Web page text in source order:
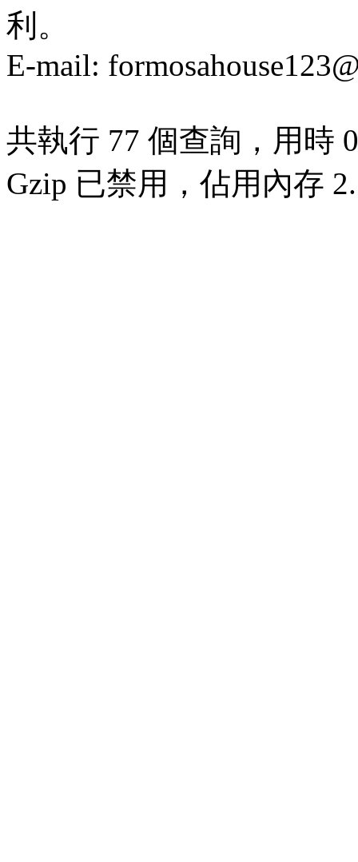
利。
E-mail:
共執行 77 個查詢，用時
Gzip 已禁用，佔用內存